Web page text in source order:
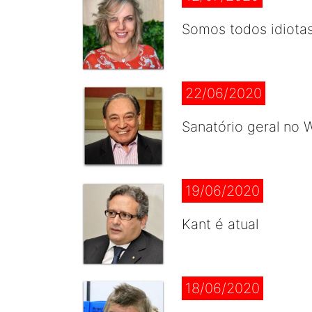
Somos todos
22/06/2020
Sanatório geral no
19/06/2020
Kant é atual
18/06/2020